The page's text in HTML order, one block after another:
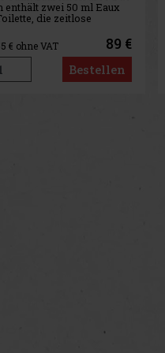
enthält zwei 50 ml Eaux
die zeitlose
ist ein ikonischer Duft,
durch seinen starken
und frischen
auszeichnet. Der
wurde ursprünglich 198
€ ohne VAT 89 €
Bestellen